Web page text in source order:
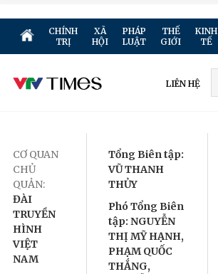
CHÍNH
TRỊ
XÃ
HỘI
PHÁP
LUẬT
THẾ
GIỚI
KINH
TẾ
LIÊN HỆ
CƠ QUAN
CHỦ
QUẢN:
ĐÀI
TRUYỀN
HÌNH
VIỆT
NAM
Tổng Biên tập:
VŨ THANH
THỦY
Phó Tổng Biên
tập: NGUYỄN
THỊ MỸ HẠNH,
PHẠM QUỐC
THẮNG,